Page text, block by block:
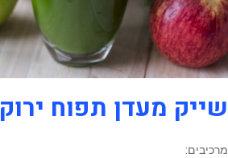
שייק מעדן תפוח ירוק
מרכיבים: